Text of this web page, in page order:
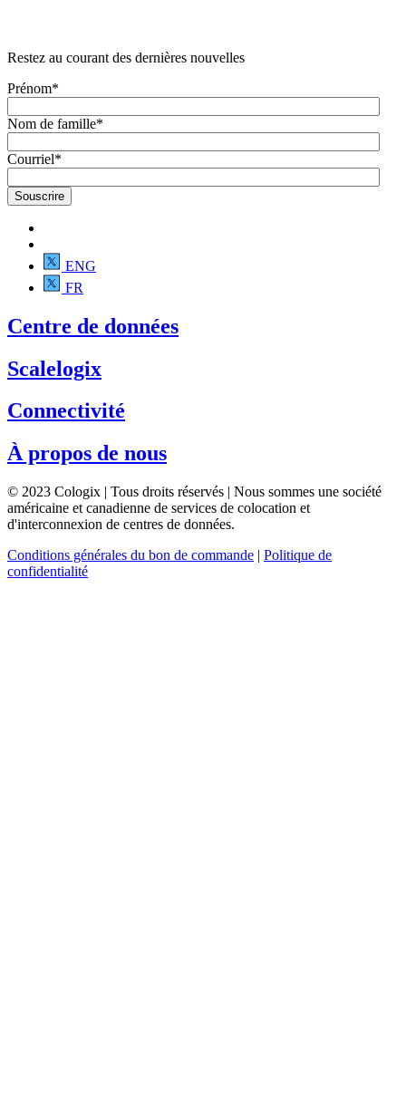
Restez au courant des dernières nouvelles
Prénom*
Nom de famille*
Courriel*
ENG
FR
Centre de données
Scalelogix
Connectivité
À propos de nous
© 2023 Cologix | Tous droits réservés | Nous sommes une société
américaine et canadienne de services de colocation et
d'interconnexion de centres de données.
Conditions générales du bon de commande | Politique de
confidentialité